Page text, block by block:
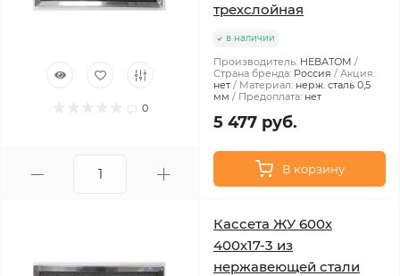
0
трехслойная
в наличии
Производитель: НЕВАТОМ
Страна бренда: Россия
Акция:
нет
Материал: нерж. сталь 0,5
мм
Предоплата: нет
5 477 руб.
В корзину
Кассета ЖУ 600х
400х17-3 из
нержавеющей стали